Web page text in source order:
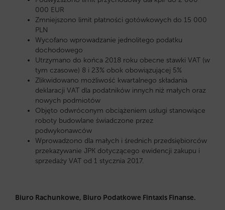
000 EUR
Zmniejszono limit płatności gotówkowych do 15 000
PLN
Wycofano wprowadzanie jednolitego podatku
dochodowego
Utrzymano do końca 2018 roku obecne stawki VAT (w
tym czasowe) 8 i 23% obok obowiązującej 5%
Zlikwidowano możliwość kwartalnego składania
deklaracji VAT dla podatników innych niż małych oraz
nowych podmiotów
Objęto odwróconym obciążeniem usługi stanowiące
roboty budowlane świadczone przez
podwykonawców
Wprowadzono dla małych i średnich przedsiębiorców
przekazywanie JPK dotyczącego ewidencji zakupu i
sprzedaży VAT od 1 stycznia 2017.
Biuro Rachunkowe, Biuro Podatkowe Fintaxis Finanse.